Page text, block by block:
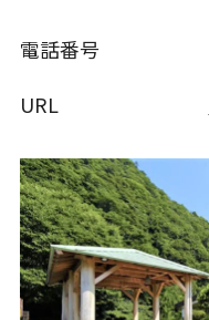
電話番号
URL